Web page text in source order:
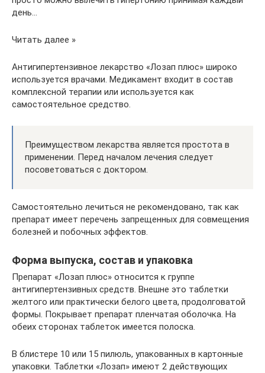
день…
Читать далее »
Антигипертензивное лекарство «Лозап плюс» широко
используется врачами. Медикамент входит в состав
комплексной терапии или используется как
самостоятельное средство.
Преимуществом лекарства является простота в
применении. Перед началом лечения следует
посоветоваться с доктором.
Самостоятельно лечиться не рекомендовано, так как
препарат имеет перечень запрещенных для совмещения
болезней и побочных эффектов.
Форма выпуска, состав и упаковка
Препарат «Лозап плюс» относится к группе
антигипертензивных средств. Внешне это таблетки
желтого или практически белого цвета, продолговатой
формы. Покрывает препарат пленчатая оболочка. На
обеих сторонах таблеток имеется полоска.
В блистере 10 или 15 пилюль, упакованных в картонные
упаковки. Таблетки «Лозап» имеют 2 действующих